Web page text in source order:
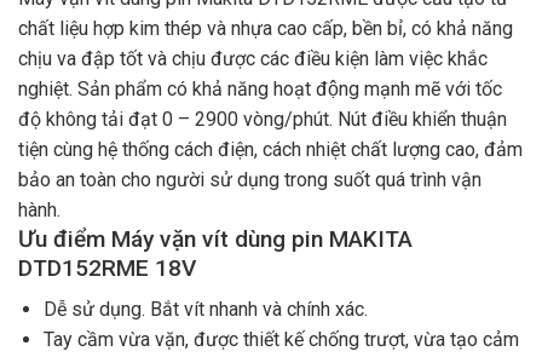
chất liệu hợp kim thép và nhựa cao cấp, bền bỉ, có khả năng
chịu va đập tốt và chịu được các điều kiện làm việc khắc
nghiệt. Sản phẩm có khả năng hoạt động mạnh mẽ với tốc
độ không tải đạt 0 – 2900 vòng/phút. Nút điều khiển thuận
tiện cùng hệ thống cách điện, cách nhiệt chất lượng cao, đảm
bảo an toàn cho người sử dụng trong suốt quá trình vận
hành.
Ưu điểm Máy vặn vít dùng pin MAKITA
DTD152RME 18V
Dễ sử dụng. Bắt vít nhanh và chính xác.
Tay cầm vừa vặn, được thiết kế chống trượt, vừa tạo cảm